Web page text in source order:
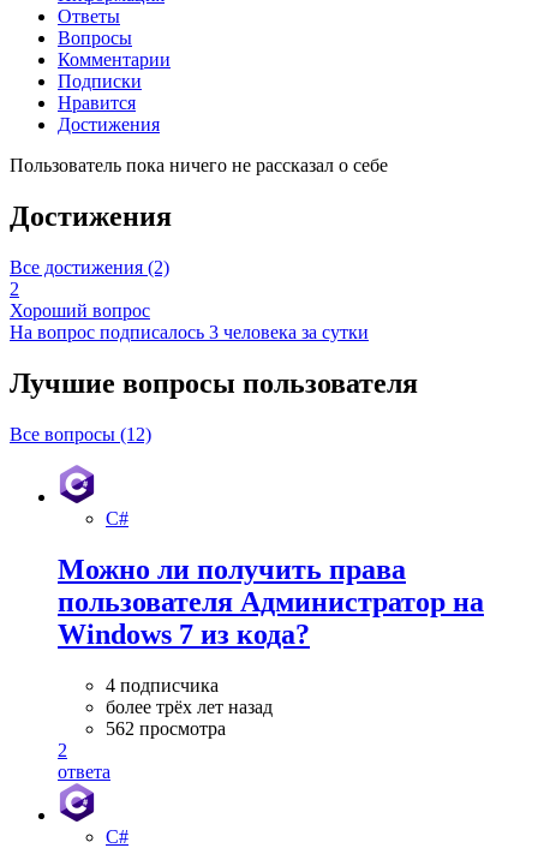
Ответы
Вопросы
Комментарии
Подписки
Нравится
Достижения
Пользователь пока ничего не рассказал о себе
Достижения
Все достижения (2)
2
Хороший вопрос
На вопрос подписалось 3 человека за сутки
Лучшие вопросы пользователя
Все вопросы (12)
C#
Можно ли получить права
пользователя Администратор на
Windows 7 из кода?
4 подписчика
более трёх лет назад
562 просмотра
2
ответа
C#